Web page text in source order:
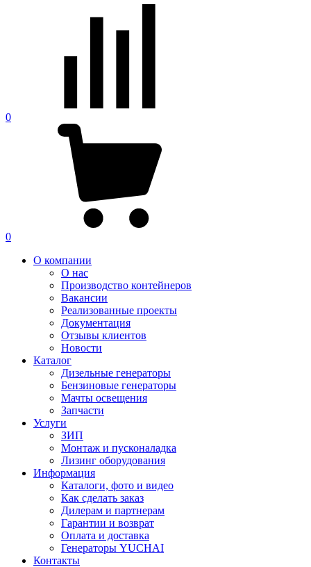
0
0
О компании
О нас
Производство контейнеров
Вакансии
Реализованные проекты
Документация
Отзывы клиентов
Новости
Каталог
Дизельные генераторы
Бензиновые генераторы
Мачты освещения
Запчасти
Услуги
ЗИП
Монтаж и пусконаладка
Лизинг оборудования
Информация
Каталоги, фото и видео
Как сделать заказ
Дилерам и партнерам
Гарантии и возврат
Оплата и доставка
Генераторы YUCHAI
Контакты